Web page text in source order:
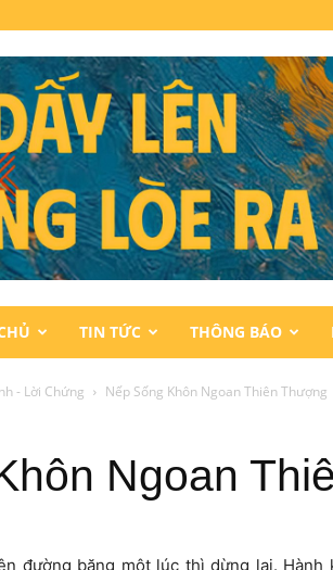
TIN TỨC THÔNG BÁO
- Lời Chứng Nếp Sống Khôn Ngoan Thiên Thượng
Ngoan
đường băng một lúc thì dừng lại. Hành